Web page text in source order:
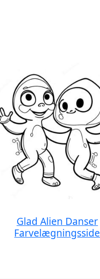
Glad Alien Danser
Farvelægningsside